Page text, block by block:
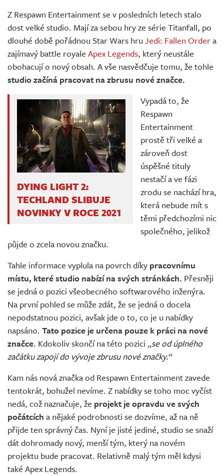
Živě
Z Respawn Entertainment se v posledních letech stalo
dost velké studio. Mají za sebou hry ze série Titanfall, po
dlouhé době pořádnou Star Wars hru Jedi: Fallen Ordera
zajímavý battle royale Apex Legends, který neustále
obohacují o nový obsah. A vše nasvědčuje tomu, že tohle
studio začíná pracovat na zbrusu nové značce.
DYING LIGHT 2:
TECHLAND SLIBUJE
NOVINKY V ROCE 2021
Vypadá to, že
Respawn
Entertainment
prostě tři velké a
zároveň dost
úspěšné tituly
nestačí a ve fázi
zrodu se nachází hra,
která nebude mít s
těmi předchozími nic
společného, jelikož
půjde o zcela novou značku.
Tahle informace vyplula na povrch díky pracovnímu
místu, které studio nabízí na svých stránkách. Přesněji
se jedná o pozici všeobecného softwarového inženýra.
Na první pohled se může zdát, že se jedná o docela
nepodstatnou pozici, avšak jde o to, co je u nabídky
napsáno. Tato pozice je určena pouze k práci na nové
značce. Kdokoliv skončí na této pozici „se od úplného
začátku zapojí do vývoje zbrusu nové značky.“
Kam nás nová značka od Respawn Entertainment zavede
tentokrát, bohužel nevíme. Z nabídky se toho moc vyčíst
nedá, což naznačuje, že projekt je opravdu ve svých
počátcích a nějaké podrobnosti se dozvíme, až na ně
přijde ten správný čas. Nyní je jisté jediné, studio se snaží
dát dohromady nový, menší tým, který na novém
projektu bude pracovat. Relativně malý tým měl kdysi
také Apex Legends.